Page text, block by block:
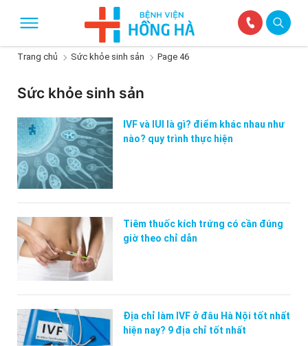
Trang chủ Sức khỏe sinh sản Page 46
Sức khỏe sinh sản
IVF và IUI là gì? điểm khác nhau như
nào? quy trình thực hiện
Tiêm thuốc kích trứng có cần đúng
giờ theo chỉ dẫn
Địa chỉ làm IVF ở đâu Hà Nội tốt nhất
hiện nay? 9 địa chỉ tốt nhất